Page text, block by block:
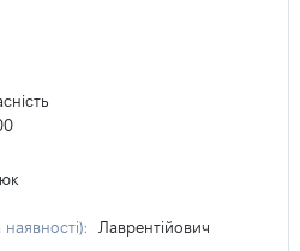
наявності):
Лаврентійович